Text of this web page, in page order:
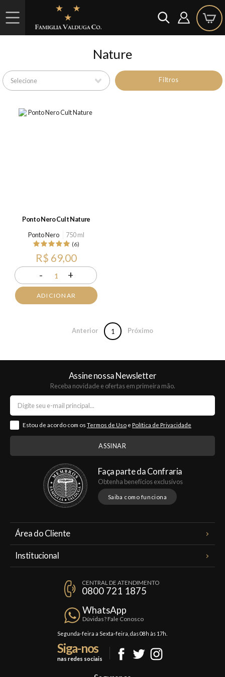
Nature
Filtros
Ponto Nero Cult Nature
Ponto Nero
750 ml
(6)
R$ 69,00
- 1 +
ADICIONAR
Anterior 1 Próximo
Assine nossa Newsletter
Receba novidade e ofertas em primeira mão.
Estou de acordo com os Termos de Uso e Política de Privacidade
Faça parte da Confraria
Obtenha benefícios exclusivos
Saiba como funciona
Área do Cliente
Institucional
Política de Privacidade
Trocas e Devoluções
Formas de Pagamento
CENTRAL DE ATENDIMENTO
0800 721 1875
WhatsApp
Dúvidas? Fale Conosco
Segunda-feira a Sexta-feira, das 08h às 17h.
Siga-nos
nas redes sociais